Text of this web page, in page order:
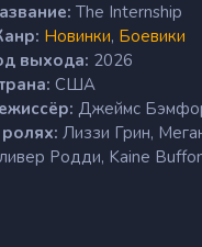
The Internship
Новинки, Боевики
выхода: 2026
США
Джеймс
Лиззи Грин,
Родди, Kaine